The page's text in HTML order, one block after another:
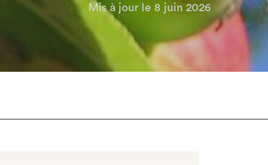
Mis à jour le 8 juin 2026